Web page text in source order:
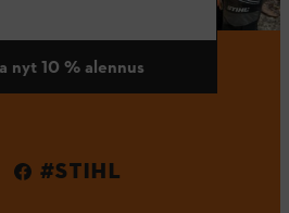
nyt 10 % alennus
#STIHL